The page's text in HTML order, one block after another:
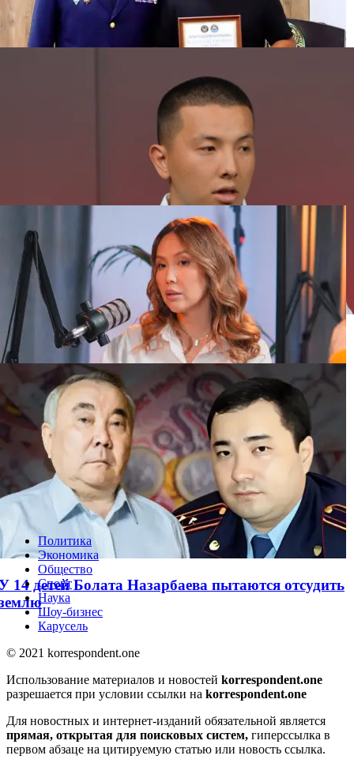
что, обмануть её хотели?“ Таксист спас
в Усть-Каменогорске
фельдшера Улданы Мырзуан прервал
после волны критики о новом браке
на 25 миллионов“: бывшая жена
рассказала о претензиях экс-
14 детей Болата Назарбаева пытаются отсудить
Политика
Экономика
Общество
Спорт
Наука
Шоу-бизнес
Карусель
© 2021 korrespondent.one
Использование материалов и новостей korrespondent.one
разрешается при условии ссылки на korrespondent.one
Для новостных и интернет-изданий обязательной является
прямая, открытая для поисковых систем, гиперссылка в
первом абзаце на цитируемую статью или новость ссылка.